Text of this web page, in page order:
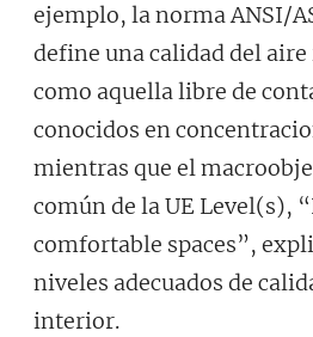
ejemplo, la norma ANSI/
define una calidad del
como aquella libre de
conocidos en
mientras que el
común de la UE Level(s),
comfortable spaces”,
niveles adecuados de
interior.